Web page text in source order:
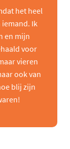
het heel
Ik
en mijn
voor
vieren
ook van
blij zijn